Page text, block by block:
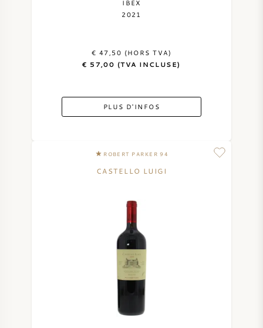
IBEX
2021
€ 47,50 (HORS TVA)
€ 57,00 (TVA INCLUSE)
PLUS D'INFOS
ROBERT PARKER 94
CASTELLO LUIGI